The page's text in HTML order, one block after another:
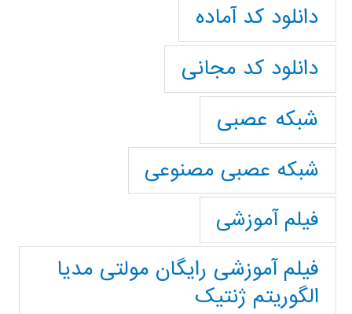
دانلود کد آماده
دانلود کد مجانی
شبکه عصبی
شبکه عصبی مصنوعی
فیلم آموزشی
فیلم آموزشی رایگان مولتی مدیا
الگوریتم ژنتیک